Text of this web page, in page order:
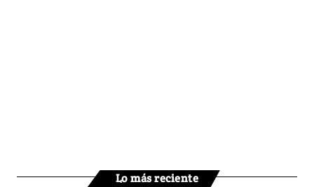
Lo más reciente